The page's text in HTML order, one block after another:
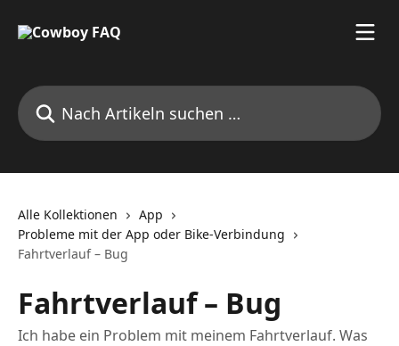
Nach Artikeln suchen …
Alle Kollektionen
App
Probleme mit der App oder Bike-Verbindung
Fahrtverlauf – Bug
Fahrtverlauf – Bug
Ich habe ein Problem mit meinem Fahrtverlauf. Was